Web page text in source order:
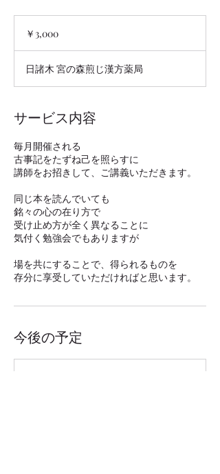
￥3,000
日諸木 宮の森煎じ漢方薬局
サービス内容
毎月開催される
古事記をたずね己を照らすに
講師をお招きして、ご講義いただきます。
同じ本を読んでいても
銘々の心の在り方で
受け止め方が全く異なることに
気付く勉強会でもありますが
場を共にすることで、得られるものを
存分に享受していただければと思います。
今後の予定